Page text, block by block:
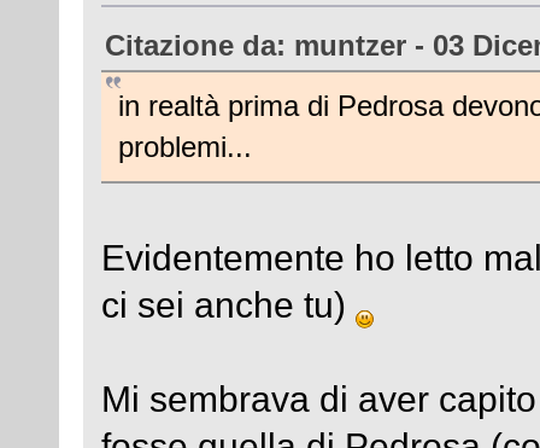
Citazione da: muntzer - 03
in realtà prima di Pedrosa
problemi...
Evidentemente ho letto
ci sei anche tu)
Mi sembrava di aver